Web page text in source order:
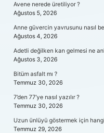
Avene nerede üretiliyor ?
Ağustos 5, 2026
Anne güvercin yavrusunu nasıl
Ağustos 4, 2026
Adetli değilken kan gelmesi ne
Ağustos 3, 2026
Bitüm asfalt mı ?
Temmuz 30, 2026
7’den 77’ye nasıl yazılır ?
Temmuz 30, 2026
Uzun ünlüyü göstermek için
Temmuz 29, 2026